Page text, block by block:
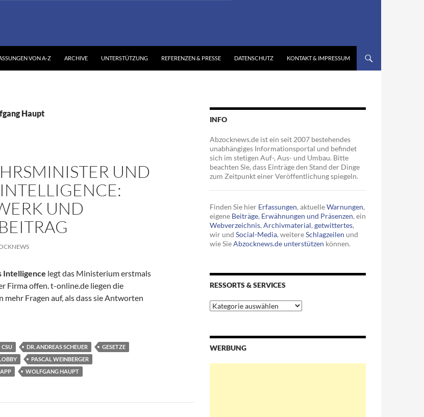
VON A-Z ARCHIVE UNTERSTÜTZUNG REFERENZEN & PRESSE DATENSCHUTZ KONTAKT & IMPRESSUM
Haupt
UND
UND
Intelligence legt das Ministerium erstmals
Firma offen. t-online.de liegen die
mehr Fragen auf, als dass sie Antworten
und Augustus Intelligence: Amthors Werk und Scheuers Beitrag
CSU DR. ANDREAS SCHEUER
GESETZE
PASCAL WEINBERGER
WOLFGANG HAUPT
INFO
Abzocknews.de ist ein seit 2007 bestehendes
unabhängiges Informationsportal und befindet
sich im stetigen Auf-, Aus- und Umbau. Bitte
beachten Sie, dass Einträge den Stand der Dinge
zum Zeitpunkt einer Veröffentlichung spiegeln.
Finden Sie hier Erfassungen, aktuelleWarnungen,
eigene Beiträge, Erwähnungen und Präsenzen, ein
Webverzeichnis, Archivmaterial, getwittertes,
wir und Social-Media, weitereSchlagzeilen und
wie SieAbzocknews.de unterstützen können.
RESSORTS & SERVICES
Ressorts
&
WERBUNG